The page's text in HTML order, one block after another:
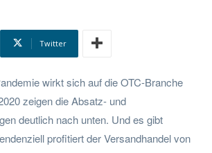
Twitter
wirkt sich auf die OTC-Branche
zeigen die Absatz- und
deutlich nach unten. Und es gibt
profitiert der Versandhandel von